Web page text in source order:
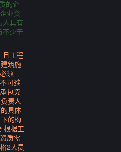
的企
业资
人具有
不少于
且工程
筑施
须
可避
包资
责人
具体
的构
根据工
质需
2人员